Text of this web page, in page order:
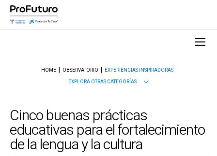
HOME OBSERVATORIO
EXPERIENCIAS INSPIRADORAS
EXPLORA OTRAS CATEGORÍAS
Cinco buenas prácticas
educativas para el fortalecimiento
de la lengua y la cultura